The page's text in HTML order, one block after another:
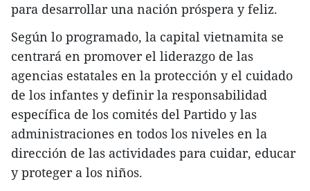
para desarrollar una nación próspera y feliz.
Según lo programado, la capital vietnamita se
centrará en promover el liderazgo de las
agencias estatales en la protección y el cuidado
de los infantes y definir la responsabilidad
específica de los comités del Partido y las
administraciones en todos los niveles en la
dirección de las actividades para cuidar, educar
y proteger a los niños.